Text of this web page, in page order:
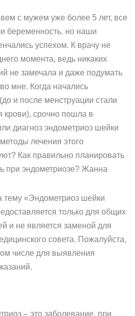
с мужем уже более 5 лет, все
беременность. но наши
успехом. К врачу не
момента, ведь никаких
не замечала и даже подумать
мне. Когда начались
и после менструации стали
крови), срочно пошла в
диагноз эндометриоз шейки
лечения этого
Как правильно планировать
при эндометриозе? Жанна
тему «Эндометриоз шейки
только для общих
и не является заменой для
совета. Пожалуйста,
числе для выявления
– это заболевание, при